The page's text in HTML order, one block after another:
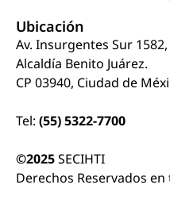
Ubicación
Av. Insurgentes Sur
Alcaldía Benito Juárez.
CP 03940, Ciudad de
Tel: (55) 5322-7700
©2025SECIHTI
Derechos Reservados